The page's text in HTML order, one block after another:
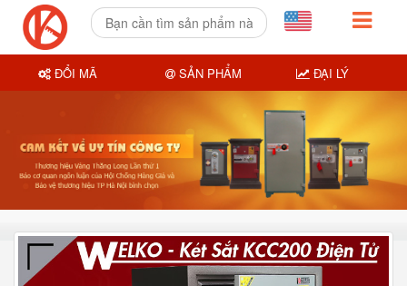
ĐỔI MÃ SẢN PHẨM ĐẠI LÝ